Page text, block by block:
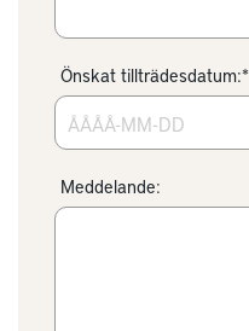
Önskat tillträdesdatum:*
Meddelande: